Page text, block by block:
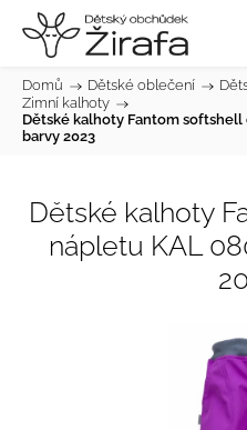
Domů / Dětské oblečení /
Zimní kalhoty /
Dětské kalhoty Fantom
barvy 2023
Dětské kalhoty
nápletu KAL